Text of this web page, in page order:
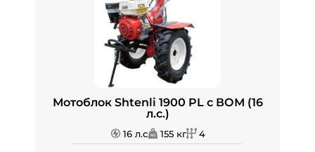
Мотоблок Shtenli 1900 PL с ВОМ (16
л.с.)
16 л.с 155 кг 4